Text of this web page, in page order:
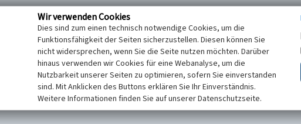
Quellen am unteren linken Niederrhein - ein natur- und
Josef; Kronsbein, Stefan; Rehbein, Hansgeorg (Hrsg.): Natur und
Beiträge. Festschrift zum 80. Geburtstag von Dr. Hans-
Landeskunde. Schriften zur Natur und Geschichte des Niederrheins,
Geologische Landesanstalt (Hrsg.) (1935) Erläuterungen zu Blatt 2779
Karte von Preußen und benachbarten deutschen Ländern.) Berlin.
Wir verwenden Cookies
Dies sind zum einen technisch notwendige Cookies, um die
Funktionsfähigkeit der Seiten sicherzustellen. Diesen können Sie
nicht widersprechen, wenn Sie die Seite nutzen möchten. Darüber
hinaus verwenden wir Cookies für eine Webanalyse, um die
Nutzbarkeit unserer Seiten zu optimieren, sofern Sie einverstanden
sind. Mit Anklicken des Buttons erklären Sie Ihr Einverständnis.
Weitere Informationen finden Sie auf unserer Datenschutzseite.